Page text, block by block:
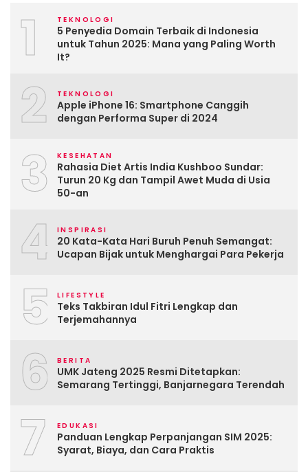
1 TEKNOLOGI
5 Penyedia Domain Terbaik di Indonesia
untuk Tahun 2025: Mana yang Paling Worth
It?
2 TEKNOLOGI
Apple iPhone 16: Smartphone Canggih
dengan Performa Super di 2024
3 KESEHATAN
Rahasia Diet Artis India Kushboo Sundar:
Turun 20 Kg dan Tampil Awet Muda di Usia
50-an
4 INSPIRASI
20 Kata-Kata Hari Buruh Penuh Semangat:
Ucapan Bijak untuk Menghargai Para Pekerja
5 LIFESTYLE
Teks Takbiran Idul Fitri Lengkap dan
Terjemahannya
6 BERITA
UMK Jateng 2025 Resmi Ditetapkan:
Semarang Tertinggi, Banjarnegara Terendah
7 EDUKASI
Panduan Lengkap Perpanjangan SIM 2025:
Syarat, Biaya, dan Cara Praktis